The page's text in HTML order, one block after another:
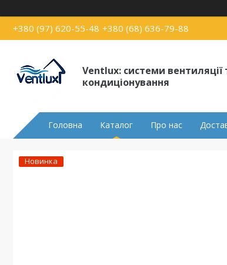
+380 (97) 620-55-48 +380 (68) 636-79-88
Ventlux: системи вентиляції
кондиціонування
Головна Каталог Про нас
Новинка